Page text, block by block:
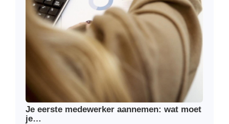
Je eerste medewerker aannemen: wat moet
je…